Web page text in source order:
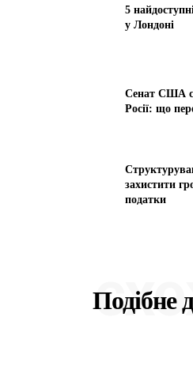
5
у Лондоні
Сенат США
Росії: що
захистити
податки
Подібне